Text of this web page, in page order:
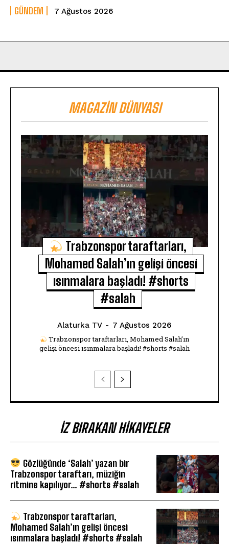
GÜNDEM 7 Ağustos 2026
MAGAZIN DÜNYASI
Trabzonspor taraftarları,
Mohamed Salah’ın gelişi öncesi
ısınmalara başladı! #shorts
#salah
Alaturka TV - 7 Ağustos 2026
Trabzonspor taraftarları, Mohamed Salah’ın
gelişi öncesi ısınmalara başladı! #shorts #salah
İZ BIRAKAN HIKAYELER
Gözlüğünde ‘Salah’ yazan bir
Trabzonspor taraftarı, müziğin
ritmine kapılıyor… #shorts #salah
Trabzonspor taraftarları,
Mohamed Salah’ın gelişi öncesi
ısınmalara başladı! #shorts #salah